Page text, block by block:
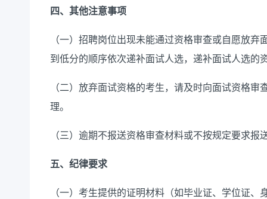
四、其他注意事项
（一）招聘岗位出现未能通过资格审查或自愿放
到低分的顺序依次递补面试人选，递补面试人选的
（二）放弃面试资格的考生，请及时向面试资格审
理。
（三） 逾期不报送资格审查材料或不按规定要求报
五、纪律要求
（一） 考生提供的证明材料（如毕业证、学位证、